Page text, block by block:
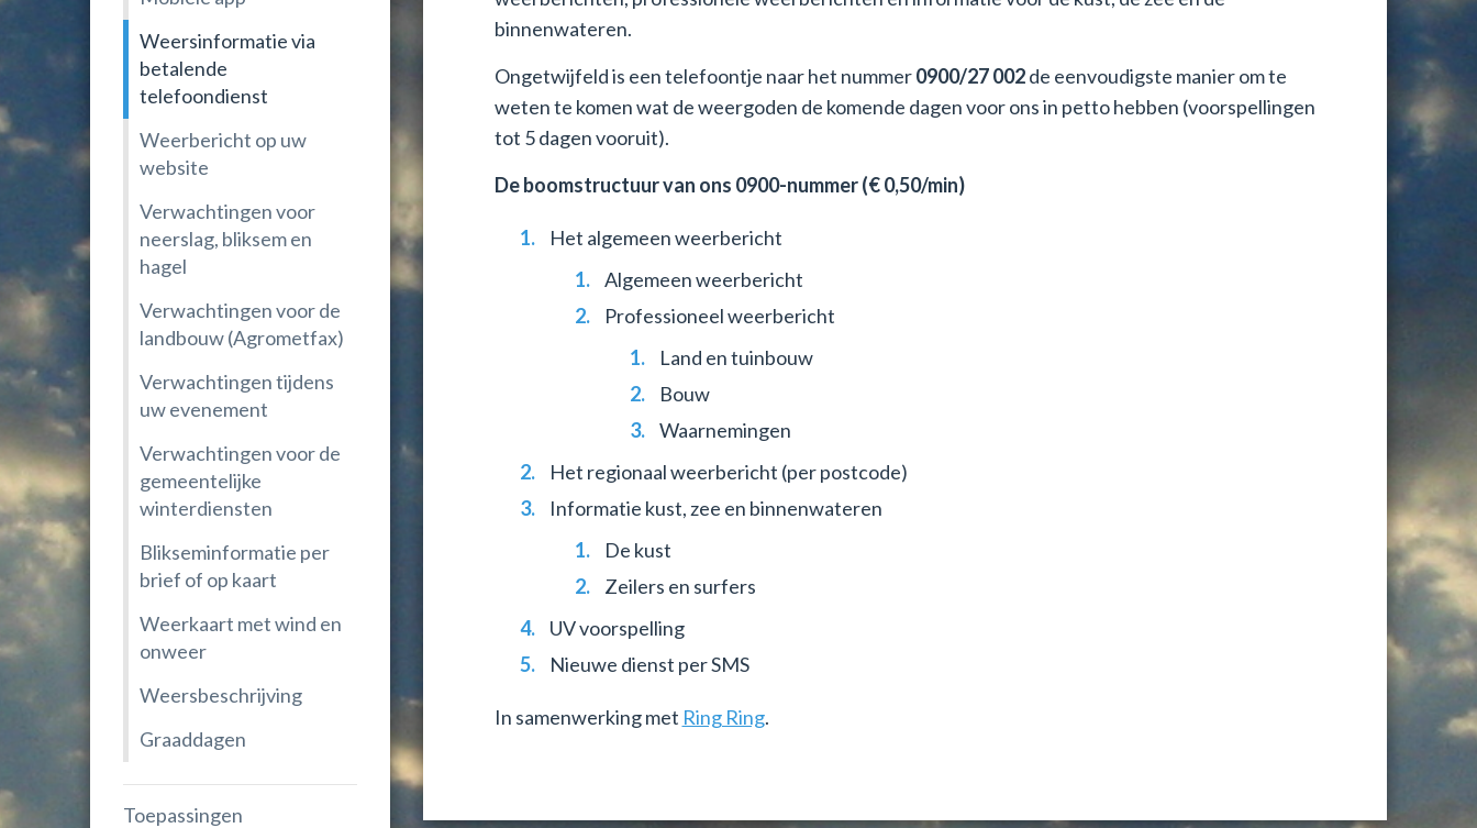
Weersinformatie via
betalende
telefoondienst
Weerbericht op uw
website
Verwachtingen voor
neerslag, bliksem en
hagel
Verwachtingen voor de
landbouw (Agrometfax)
Verwachtingen tijdens
uw evenement
Verwachtingen voor de
gemeentelijke
winterdiensten
Blikseminformatie per
brief of op kaart
Weerkaart met wind en
onweer
Weersbeschrijving
Graaddagen
Toepassingen
binnenwateren.
Ongetwijfeld is een telefoontje naar het nummer0900/27 002de eenvoudigste manier om te
weten te komen wat de weergoden de komende dagen voor ons in petto hebben (voorspellingen
tot 5 dagen vooruit).
De boomstructuur van ons 0900-nummer (€ 0,50/min)
Het algemeen weerbericht
Algemeen weerbericht
Professioneel weerbericht
Land en tuinbouw
Bouw
Waarnemingen
Het regionaal weerbericht (per postcode)
Informatie kust, zee en binnenwateren
De kust
Zeilers en surfers
UV voorspelling
Nieuwe dienst per SMS
In samenwerking met Ring Ring.